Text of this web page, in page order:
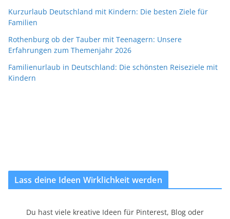
Kurzurlaub Deutschland mit Kindern: Die besten Ziele für
Familien
Rothenburg ob der Tauber mit Teenagern: Unsere
Erfahrungen zum Themenjahr 2026
Familienurlaub in Deutschland: Die schönsten Reiseziele mit
Kindern
Lass deine Ideen Wirklichkeit werden
Du hast viele kreative Ideen für Pinterest, Blog oder